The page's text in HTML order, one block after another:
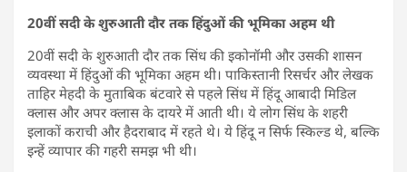
20वीं सदी के शुरुआती दौर तक हिंदुओं की भूमिका अहम थी
20वीं सदी के शुरुआती दौर तक सिंध की इकोनॉमी और उसकी शासन
व्यवस्था में हिंदुओं की भूमिका अहम थी। पाकिस्तानी रिसर्चर और लेखक
ताहिर मेहदी के मुताबिक बंटवारे से पहले सिंध में हिंदू आबादी मिडिल
क्लास और अपर क्लास के दायरे में आती थी। ये लोग सिंध के शहरी
इलाकों कराची और हैदराबाद में रहते थे। ये हिंदू न सिर्फ स्किल्ड थे, बल्कि
इन्हें व्यापार की गहरी समझ भी थी।